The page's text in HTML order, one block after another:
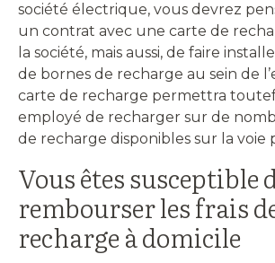
société électrique, vous devrez
un contrat avec une carte de
la société, mais aussi, de faire
de bornes de recharge au sein de
carte de recharge permettra
employé de recharger sur de
de recharge disponibles sur la voie
Vous êtes susceptible
rembourser les frais
recharge à domicile